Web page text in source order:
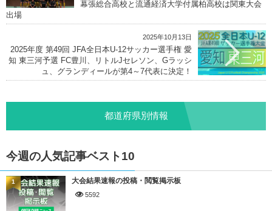
幕張総合高校と流通経済大学付属柏高校は関東大会
出場
2025年10月13日
2025年度 第49回 JFA全日本U-12サッカー選手権 愛
知 東三河予選 FC豊川、リトルJセレソン、Gラッシ
ュ、グランディールが第4～7代表に決定！
都道府県別情報
今週の人気記事ベスト10
大会結果速報の投稿・閲覧掲示板
5592
1